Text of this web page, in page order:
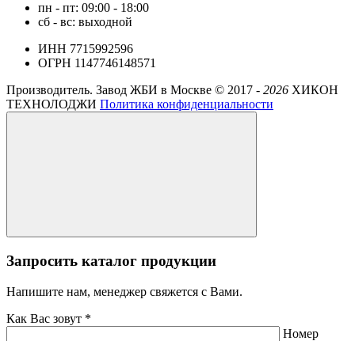
пн - пт: 09:00 - 18:00
сб - вс: выходной
ИНН 7715992596
ОГРН 1147746148571
Производитель. Завод ЖБИ в Москве © 2017 - 2026 ХИКОН
ТЕХНОЛОДЖИ Политика конфиденциальности
Запросить каталог продукции
Напишите нам, менеджер свяжется с Вами.
Как Вас зовут *
Номер